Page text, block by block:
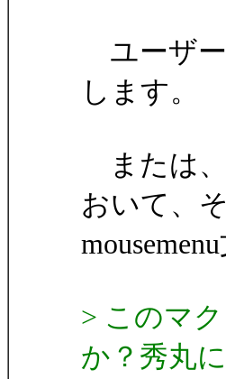
ユーザー
します。
または、
おいて、
> このマ
か？秀丸